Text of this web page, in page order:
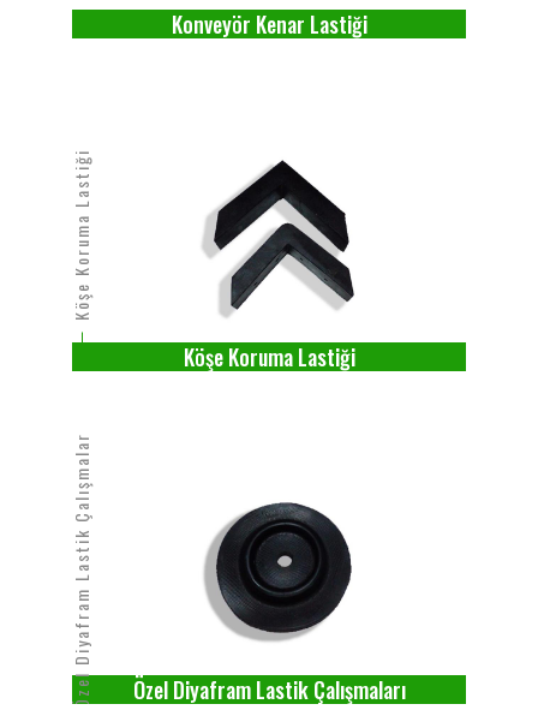
Konveyör Kenar Lastiği
Köşe Koruma Lastiği
Köşe Koruma Lastiği
Özel Diyafram Lastik Çalışmaları Özel Diyafram Lastik Çalışmaları